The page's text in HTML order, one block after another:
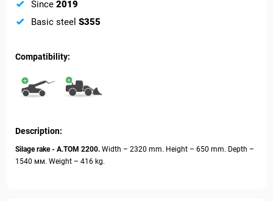
Since 2019
Basic steel S355
Compatibility:
Description:
Silage rake - А.ТОМ 2200. Width – 2320 mm. Height – 650 mm. Depth –
1540 мм. Weight – 416 kg.